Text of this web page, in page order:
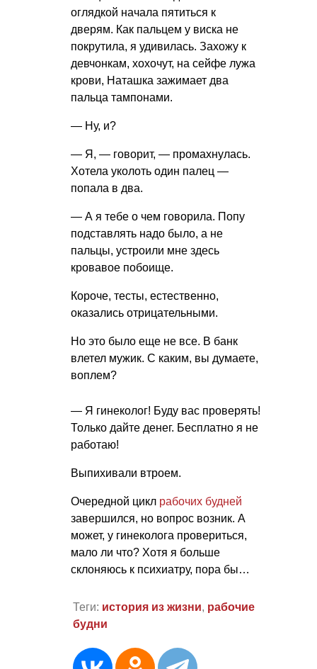
оглядкой начала пятиться к
дверям. Как пальцем у виска не
покрутила, я удивилась. Захожу к
девчонкам, хохочут, на сейфе лужа
крови, Наташка зажимает два
пальца тампонами.
— Ну, и?
— Я, — говорит, — промахнулась.
Хотела уколоть один палец —
попала в два.
— А я тебе о чем говорила. Попу
подставлять надо было, а не
пальцы, устроили мне здесь
кровавое побоище.
Короче, тесты, естественно,
оказались отрицательными.
Но это было еще не все. В банк
влетел мужик. С каким, вы думаете,
воплем?
— Я гинеколог! Буду вас проверять!
Только дайте денег. Бесплатно я не
работаю!
Выпихивали втроем.
Очередной цикл рабочих будней
завершился, но вопрос возник. А
может, у гинеколога провериться,
мало ли что? Хотя я больше
склоняюсь к психиатру, пора бы…
Теги: история из жизни, рабочие
будни